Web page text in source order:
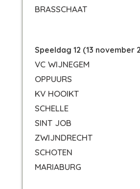
BRASSCHAAT
Speeldag 12 (13 november
VC WIJNEGEM
OPPUURS
KV HOOIKT
SCHELLE
SINT JOB
ZWIJNDRECHT
SCHOTEN
MARIABURG